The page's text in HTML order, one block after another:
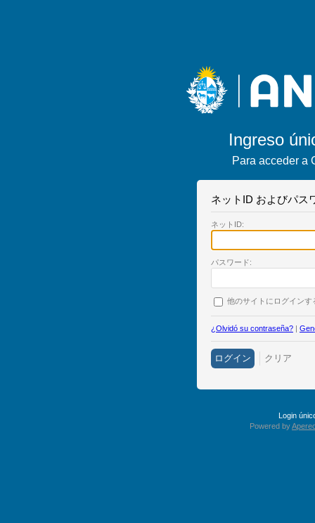
Ingreso
Para acceder a
ネットID およびパス
ネットID:
パスワード:
他のサイトにログインす
¿Olvidó su contraseña? |
Login
Powered by